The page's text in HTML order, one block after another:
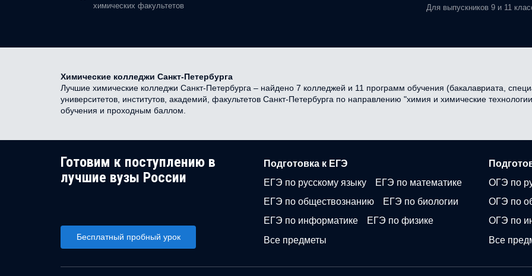
химических факультетов
Для выпускников 9 и 11
Химические колледжи Санкт-Петербурга
Лучшие химические колледжи Санкт-Петербурга – найдено 7 колледжей и 11 программ обучения (бакалавриата,
университетов, институтов, академий, факультетов Санкт-Петербурга по направлению "химия и химические
обучения и проходным баллом.
Готовим к поступлению в
лучшие вузы России
Бесплатный пробный урок
Подготовка к ЕГЭ
ЕГЭ по русскому языку
ЕГЭ по математике
ЕГЭ по обществознанию
ЕГЭ по биологии
ЕГЭ по информатике
ЕГЭ по физике
Все предметы
ОГЭ по
ОГЭ по
ОГЭ по
Все